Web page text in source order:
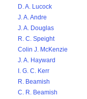
D. A. Lucock
J. A. Andre
J. A. Douglas
R. C. Speight
Colin J. McKenzie
J. A. Hayward
I. G. C. Kerr
R. Beamish
C. R. Beamish